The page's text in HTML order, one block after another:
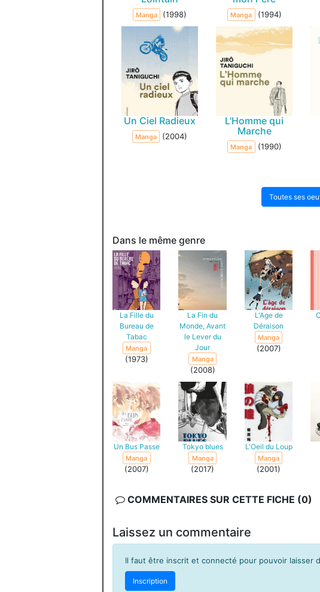
Manga (1998) Manga (1994)
Un Ciel Radieux
Manga (2004)
L'Homme qui
Marche
Manga (1990)
Toutes ses
Dans le même genre
La Fille du
Bureau de
Tabac
Manga
(1973)
La Fin du
Monde, Avant
le Lever du
Jour
Manga
(2008)
L'Age de
Déraison
Manga
(2007)
Un Bus Passe
Manga
(2007)
Tokyo blues
Manga
(2017)
L'Oeil du Loup
Manga
(2001)
COMMENTAIRES SUR CETTE FICHE (0)
Laissez un commentaire
Il faut être inscrit et connecté pour pouvoir laisser
Inscription